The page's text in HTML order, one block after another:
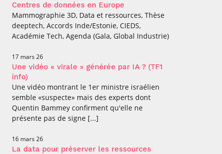
Centres de données en Europe
Mammographie 3D, Data et ressources, Thèse
deeptech, Accords Inde/Estonie, CIEDS,
Académie Tech, Agenda (Gala, Global Industrie)
17 mars 26
Une vidéo « virale » générée par IA ? (TF1
info)
Une vidéo montrant le 1er ministre israélien
semble «suspecte» mais des experts dont
Quentin Bammey confirment qu'elle ne
présente pas de signe [...]
16 mars 26
La data pour préserver les ressources